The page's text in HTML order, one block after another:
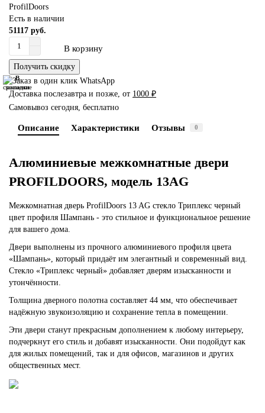
ProfilDoors
Есть в наличии
51117 руб.
В корзину
Получить скидку
В
закладки
В
сравнение
Доставка послезавтра и позже, от 1000 ₽
Самовывоз сегодня, бесплатно
Описание Характеристики Отзывы 0
Алюминиевые межкомнатные двери
PROFILDOORS, модель 13AG
Межкомнатная дверь ProfilDoors 13 AG стекло Триплекс черный
цвет профиля Шампань - это стильное и функциональное решение
для вашего дома.
Двери выполнены из прочного алюминиевого профиля цвета
«Шампань», который придаёт им элегантный и современный вид.
Стекло «Триплекс черный» добавляет дверям изысканности и
утончённости.
Толщина дверного полотна составляет 44 мм, что обеспечивает
надёжную звукоизоляцию и сохранение тепла в помещении.
Эти двери станут прекрасным дополнением к любому интерьеру,
подчеркнут его стиль и добавят изысканности. Они подойдут как
для жилых помещений, так и для офисов, магазинов и других
общественных мест.